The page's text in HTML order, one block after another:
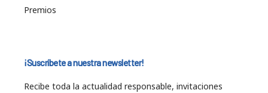
Premios
¡Suscríbete a nuestra newsletter!
Recibe toda la actualidad responsable, invitaciones